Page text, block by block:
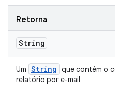
Retorna
String
Um String que contém o
relatório por e-mail